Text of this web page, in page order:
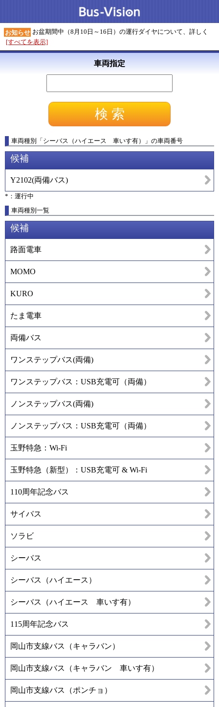
お知らせ お盆期間中（8月10日～16日）の運行ダイヤについて、詳しく
[すべてを表示]
車両指定
車両種別 「シーバス（ハイエース 車いす有） 」 の車両番号
候補
Y2102(両備バス)
*：運行中
車両種別一覧
候補
路面電車
MOMO
KURO
たま電車
両備バス
ワンステップバス(両備)
ワンステップバス：USB充電可（両備）
ノンステップバス(両備)
ノンステップバス：USB充電可（両備）
玉野特急：Wi-Fi
玉野特急（新型）：USB充電可 & Wi-Fi
110周年記念バス
サイバス
ソラビ
シーバス
シーバス（ハイエース）
シーバス（ハイエース 車いす有）
115周年記念バス
岡山市支線バス（キャラバン）
岡山市支線バス（キャラバン 車いす有）
岡山市支線バス（ポンチョ）